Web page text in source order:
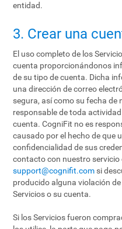
entidad.
3. Crear una
El uso completo de los
cuenta proporcionándonos
de su tipo de cuenta. Dicha
una dirección de correo
segura, así como su fecha de
responsable de toda
cuenta. CogniFit no es
causado por el hecho de que
confidencialidad de sus
contacto con nuestro servicio
support@cognifit.com si
producido alguna violación
Servicios o su cuenta.
Si los Servicios fueron